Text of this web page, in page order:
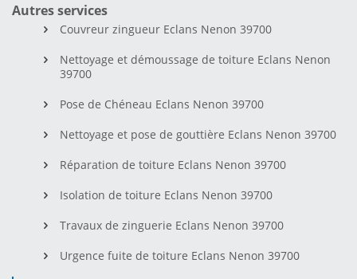
Autres services
Couvreur zingueur Eclans Nenon 39700
Nettoyage et démoussage de toiture Eclans Nenon
39700
Pose de Chéneau Eclans Nenon 39700
Nettoyage et pose de gouttière Eclans Nenon 39700
Réparation de toiture Eclans Nenon 39700
Isolation de toiture Eclans Nenon 39700
Travaux de zinguerie Eclans Nenon 39700
Urgence fuite de toiture Eclans Nenon 39700